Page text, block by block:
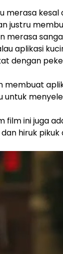
merasa
justru
merasa
aplikasi
dengan
membuat
untuk
film ini juga
hiruk